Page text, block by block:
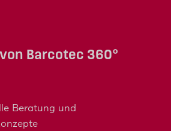
Barcotec 360°
Beratung und